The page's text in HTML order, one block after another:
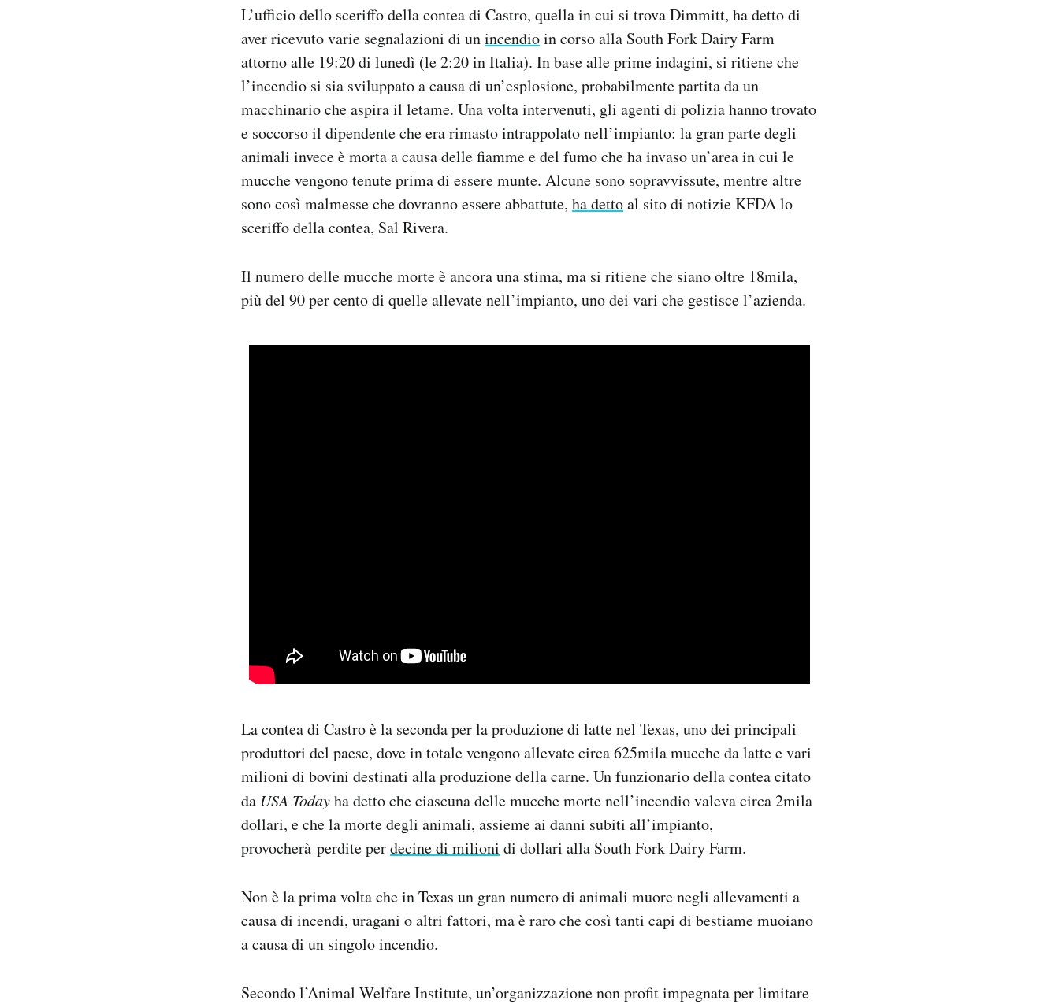
L’ufficio dello sceriffo della contea di Castro, quella in cui si trova Dimmitt, ha detto di
aver ricevuto varie segnalazioni di unincendioin corso alla South Fork Dairy Farm
attorno alle 19:20 di lunedì (le 2:20 in Italia). In base alle prime indagini, si ritiene che
l’incendio si sia sviluppato a causa di un’esplosione, probabilmente partita da un
macchinario che aspira il letame. Una volta intervenuti, gli agenti di polizia hanno trovato
e soccorso il dipendente che era rimasto intrappolato nell’impianto: la gran parte degli
animali invece è morta a causa delle fiamme e del fumo che ha invaso un’area in cui le
mucche vengono tenute prima di essere munte. Alcune sono sopravvissute, mentre altre
sono così malmesse che dovranno essere abbattute, ha dettoal sito di notizie KFDA lo
sceriffo della contea, Sal Rivera.
Il numero delle mucche morte è ancora una stima, ma si ritiene che siano oltre 18mila,
più del 90 per cento di quelle allevate nell’impianto, uno dei vari che gestisce l’azienda.
La contea di Castro è la seconda per la produzione di latte nel Texas, uno dei principali
produttori del paese, dove in totale vengono allevate circa 625mila mucche da latte e vari
milioni di bovini destinati alla produzione della carne. Un funzionario della contea citato
da USA Todayha detto che ciascuna delle mucche morte nell’incendio valeva circa 2mila
dollari, e che la morte degli animali, assieme ai danni subiti all’impianto,
provocherà perdite perdecine di milioni di dollari alla South Fork Dairy Farm.
Non è la prima volta che in Texas un gran numero di animali muore negli allevamenti a
causa di incendi, uragani o altri fattori, ma è raro che così tanti capi di bestiame muoiano
a causa di un singolo incendio.
Secondo l’Animal Welfare Institute, un’organizzazione non profit impegnata per limitare